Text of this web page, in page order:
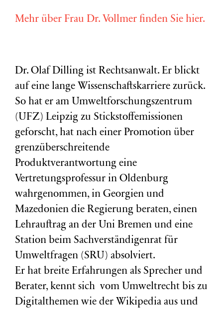
Mehr über Frau Dr. Vollmer finden Sie hier.
Dr. Olaf Dilling ist Rechtsanwalt. Er blickt
auf eine lange Wissenschaftskarriere zurück.
So hat er am Umweltforschungszentrum
(UFZ) Leipzig zu Stickstoffemissionen
geforscht, hat nach einer Promotion über
grenzüberschreitende
Produktverantwortung eine
Vertretungsprofessur in Oldenburg
wahrgenommen, in Georgien und
Mazedonien die Regierung beraten, einen
Lehrauftrag an der Uni Bremen und eine
Station beim Sachverständigenrat für
Umweltfragen (SRU ) absolviert.
Er hat breite Erfahrungen als Sprecher und
Berater, kennt sich vom Umweltrecht bis zu
Digitalthemen wie der Wikipedia aus und